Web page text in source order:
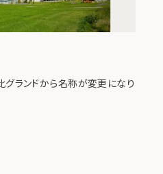
ランドから名称が変更になり